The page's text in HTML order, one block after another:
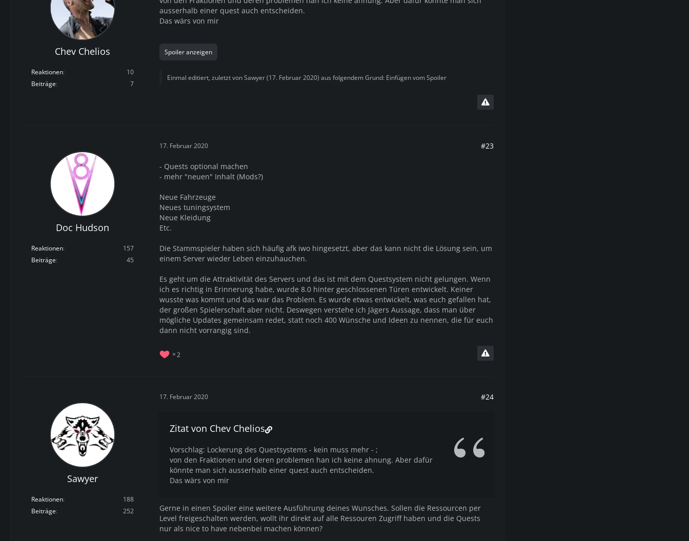
Chev Chelios
Reaktionen
10
Beiträge
7
ausserhalb einer quest auch entscheiden.
Das wärs von mir
Spoiler anzeigen
Einmal editiert, zuletzt vonSawyer(17. Februar 2020) aus folgendem Grund: Einfügen vom Spoiler
Doc Hudson
Reaktionen
157
Beiträge
45
17. Februar 2020 #23
- Quests optional machen
- mehr "neuen" Inhalt (Mods?)
Neue Fahrzeuge
Neues tuningsystem
Neue Kleidung
Etc.
Die Stammspieler haben sich häufig afk iwo hingesetzt, aber das kann nicht die Lösung sein, um
einem Server wieder Leben einzuhauchen.
Es geht um die Attraktivität des Servers und das ist mit dem Questsystem nicht gelungen. Wenn
ich es richtig in Erinnerung habe, wurde 8.0 hinter geschlossenen Türen entwickelt. Keiner
wusste was kommt und das war das Problem. Es wurde etwas entwickelt, was euch gefallen hat,
der großen Spielerschaft aber nicht. Deswegen verstehe ich Jägers Aussage, dass man über
mögliche Updates gemeinsam redet, statt noch 400 Wünsche und Ideen zu nennen, die für euch
dann nicht vorrangig sind.
2
Sawyer
Reaktionen
188
Beiträge
252
17. Februar 2020 #24
Zitat von Chev Chelios
Vorschlag: Lockerung des Questsystems - kein muss mehr - ;
von den Fraktionen und deren problemen han ich keine ahnung. Aber dafür
könnte man sich ausserhalb einer quest auch entscheiden.
Das wärs von mir
Gerne in einen Spoiler eine weitere Ausführung deines Wunsches. Sollen die Ressourcen per
Level freigeschalten werden, wollt ihr direkt auf alle Ressouren Zugriff haben und die Quests
nur als nice to have nebenbei machen können?